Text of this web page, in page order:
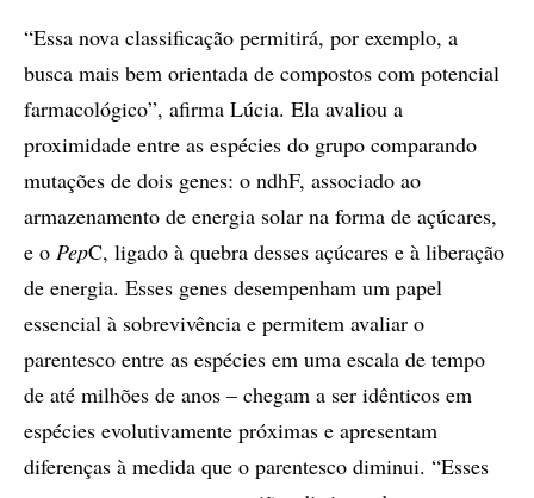
“Essa nova classificação permitirá, por exemplo, a
busca mais bem orientada de compostos com potencial
farmacológico”, afirma Lúcia. Ela avaliou a
proximidade entre as espécies do grupo comparando
mutações de dois genes: o ndhF, associado ao
armazenamento de energia solar na forma de açúcares,
e o PepC, ligado à quebra desses açúcares e à liberação
de energia. Esses genes desempenham um papel
essencial à sobrevivência e permitem avaliar o
parentesco entre as espécies em uma escala de tempo
de até milhões de anos – chegam a ser idênticos em
espécies evolutivamente próximas e apresentam
diferenças à medida que o parentesco diminui. “Esses